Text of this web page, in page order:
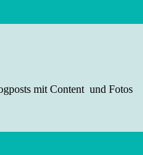
mit Content und Fotos